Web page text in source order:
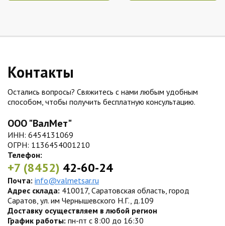
Контакты
Остались вопросы? Свяжитесь с нами любым удобным
способом, чтобы получить бесплатную консультацию.
ООО "ВалМет"
ИНН: 6454131069
ОГРН: 1136454001210
Телефон:
+7 (8452) 42-60-24
Почта: info@valmetsar.ru
Адрес склада: 410017, Саратовская область, город
Саратов, ул. им Чернышевского Н.Г., д.109
Доставку осуществляем в любой регион
График работы: пн-пт с 8:00 до 16:30